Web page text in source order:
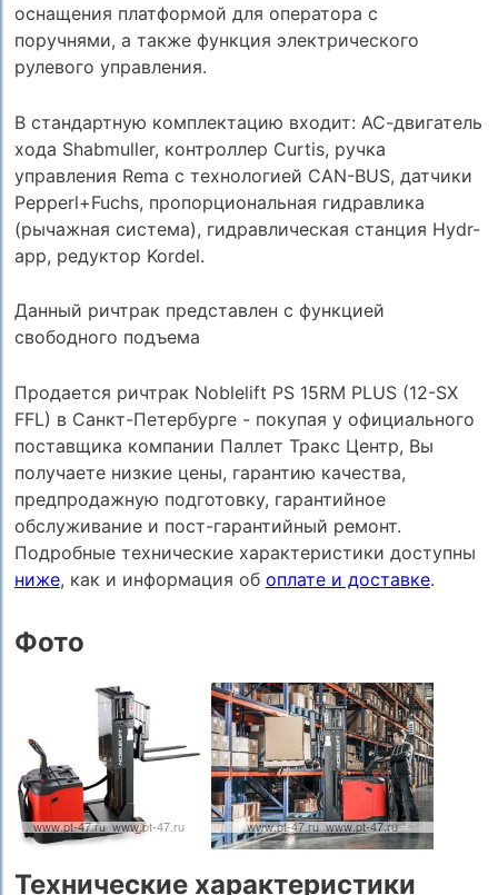
оснащения платформой для оператора с
поручнями, а также функция электрического
рулевого управления.
В cтандартную комплектацию входит: АС-двигатель
хода Shabmuller, контроллер Curtis, ручка
управления Rema с технологией CAN-BUS, датчики
Pepperl+Fuchs, пропорциональная гидравлика
(рычажная система), гидравлическая станция Hydr-
app, редуктор Kordel.
Данный ричтрак представлен с функцией
свободного подъема
Продается ричтрак Noblelift PS 15RM PLUS (12-SX
FFL) в Санкт-Петербурге - покупая у официального
поставщика компании Паллет Тракс Центр, Вы
получаете низкие цены, гарантию качества,
предпродажную подготовку, гарантийное
обслуживание и пост-гарантийный ремонт.
Подробные технические характеристики доступны
ниже, как и информация об оплате и доставке.
Фото
Технические характеристики